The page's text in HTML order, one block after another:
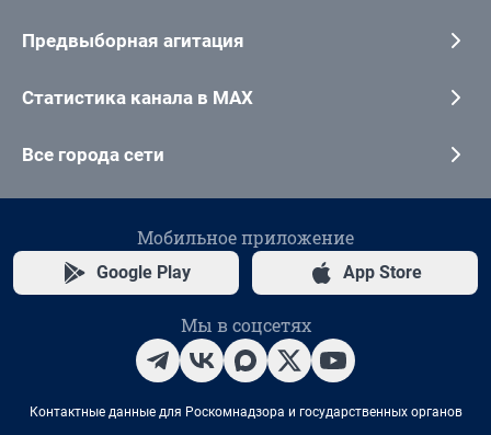
Предвыборная агитация
Статистика канала в MAX
Все города сети
Мобильное приложение
Google Play App Store
Мы в соцсетях
Контактные данные для Роскомнадзора и государственных органов